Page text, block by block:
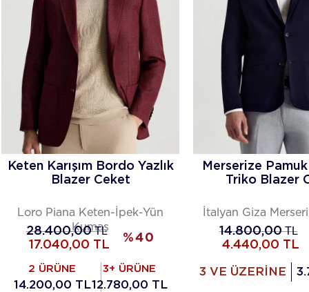
Keten Karışım Bordo Yazlık
Blazer Ceket
Loro Piana Keten-İpek-Yün
Kumaş
28.400,00TL
17.040,00 TL
%40
2 ÜRÜNE
14.200,00 TL
3+ ÜRÜNE
12.780,00 TL
Merserize
Triko Blazer
İtalyan Giza
14.800,00TL
4.440,00 TL
3 VE ÜZERİNE